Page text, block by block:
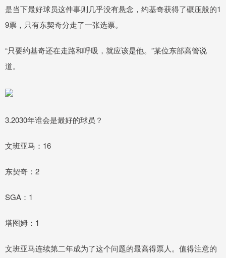
是当下最好球员这件事则几乎没有悬念，约基奇获得了碾压般的1
9票，只有东契奇分走了一张选票。
“只要约基奇还在走路和呼吸，就应该是他。”某位东部高管说
道。
3.2030年谁会是最好的球员？
文班亚马：16
东契奇：2
SGA：1
塔图姆：1
文班亚马连续第二年成为了这个问题的最高得票人。值得注意的